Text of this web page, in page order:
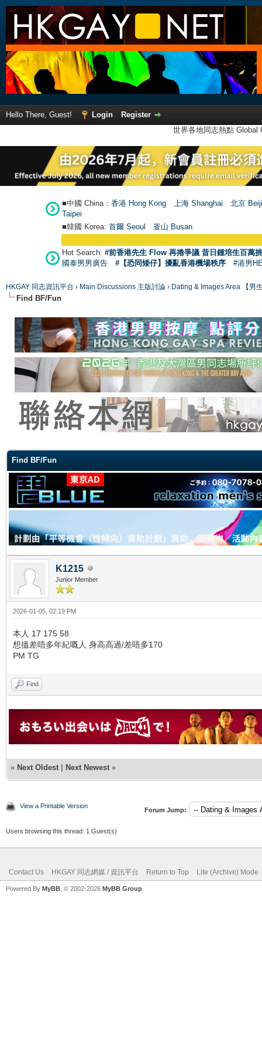
Hello There, Guest! Login
Register
世界各地同志熱點
■中國 China： 香港 Hong Kong 上海 Shanghai
北京
Taipei
■韓國 Korea: 首爾 Seoul 釜山 Busan
Hot Search: #前香港先生 Flow 再捲爭議 昔日鍾培生百萬
國泰男男廣告
#【恐同矮仔】擾亂香港機場秩序 #港男
HKGAY 同志資訊平台 › Main Discussions 主版討論 › Dating & Images Area 【男
Find BF/Fun
Find BF/Fun
K1215
Junior Member
2026-01-05, 02:19 PM
本人 17 175 58
想搵差唔多年紀嘅人 身高高過/差唔多170
PM TG
Find
« Next Oldest | Next Newest »
View a Printable Version
Forum Jump:
Users browsing this thread: 1 Guest(s)
Contact Us HKGAY 同志網媒 / 資訊平台 Return to Top Lite (Archive) Mode
Powered By MyBB , © 2002-2026 MyBB Group